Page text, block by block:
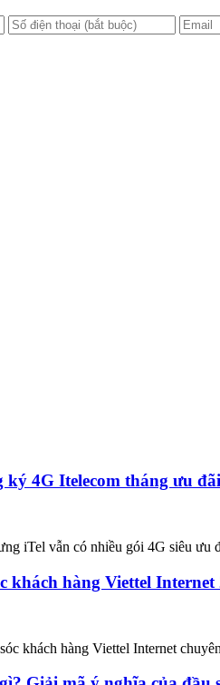
ký 4G Itelecom tháng ưu
iTel vẫn có nhiều gói 4G siêu
khách hàng Viettel Internet
khách hàng Viettel Internet